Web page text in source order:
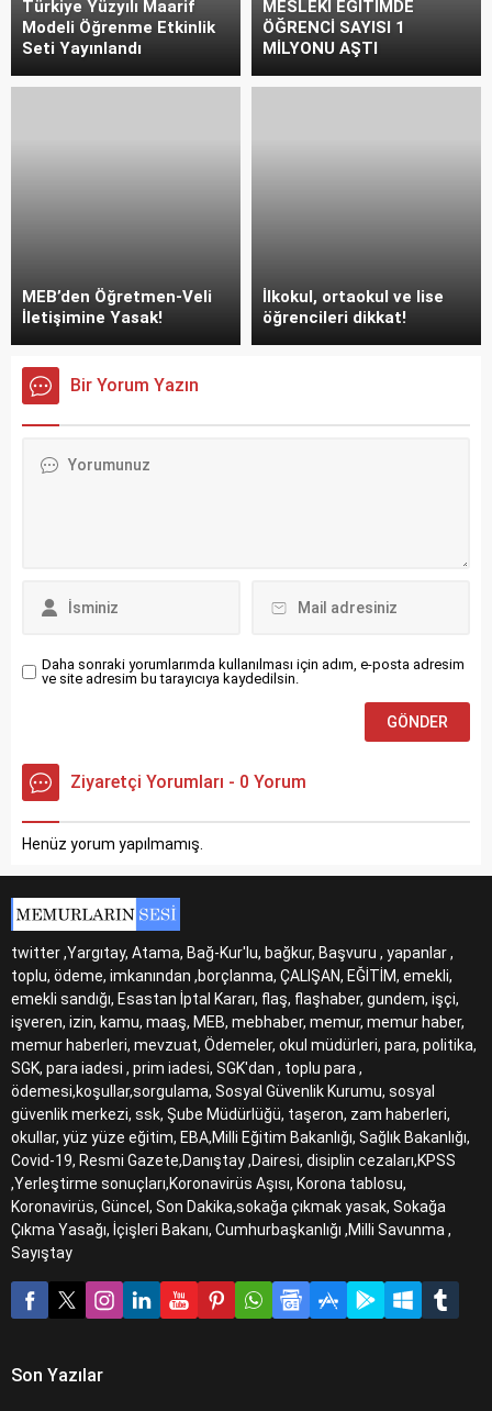
Türkiye Yüzyılı Maarif
Modeli Öğrenme Etkinlik
Seti Yayınlandı
MESLEKİ EĞİTİMDE
ÖĞRENCİ SAYISI 1
MİLYONU AŞTI
MEB’den Öğretmen-Veli
İletişimine Yasak!
İlkokul, ortaokul ve lise
öğrencileri dikkat!
Bir Yorum Yazın
Daha sonraki yorumlarımda kullanılması için adım, e-posta adresim
ve site adresim bu tarayıcıya kaydedilsin.
Ziyaretçi Yorumları - 0 Yorum
Henüz yorum yapılmamış.
twitter ,Yargıtay, Atama, Bağ-Kur'lu, bağkur, Başvuru , yapanlar ,
toplu, ödeme, imkanından ,borçlanma, ÇALIŞAN, EĞİTİM, emekli,
emekli sandığı, Esastan İptal Kararı, flaş, flaşhaber, gundem, işçi,
işveren, izin, kamu, maaş, MEB, mebhaber, memur, memur haber,
memur haberleri, mevzuat, Ödemeler, okul müdürleri, para, politika,
SGK, para iadesi , prim iadesi, SGK'dan , toplu para ,
ödemesi,koşullar,sorgulama, Sosyal Güvenlik Kurumu, sosyal
güvenlik merkezi, ssk, Şube Müdürlüğü, taşeron, zam haberleri,
okullar, yüz yüze eğitim, EBA,Milli Eğitim Bakanlığı, Sağlık Bakanlığı,
Covid-19, Resmi Gazete,Danıştay ,Dairesi, disiplin cezaları,KPSS
,Yerleştirme sonuçları,Koronavirüs Aşısı, Korona tablosu,
Koronavirüs, Güncel, Son Dakika,sokağa çıkmak yasak, Sokağa
Çıkma Yasağı, İçişleri Bakanı, Cumhurbaşkanlığı ,Milli Savunma ,
Sayıştay
Son Yazılar